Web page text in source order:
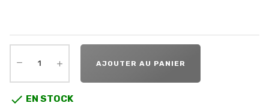
AJOUTER AU PANIER
 EN STOCK